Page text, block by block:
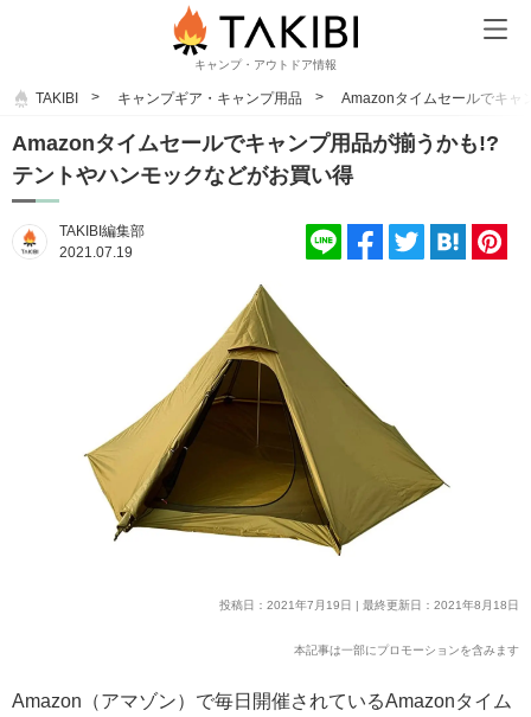
キャンプ・アウトドア情報
TAKIBI キャンプギア・キャンプ用品 Amazonタイムセールでキャ
Amazonタイムセールでキャンプ用品が揃うかも!?
テントやハンモックなどがお買い得
TAKIBI編集部
2021.07.19
投稿日：2021年7月19日 | 最終更新日：2021年8月18日
本記事は一部にプロモーションを含みます
Amazon（アマゾン）で毎日開催されているAmazonタイム